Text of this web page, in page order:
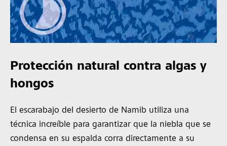
Protección natural contra algas y
hongos
El escarabajo del desierto de Namib utiliza una
técnica increíble para garantizar que la niebla que se
condensa en su espalda corra directamente a su